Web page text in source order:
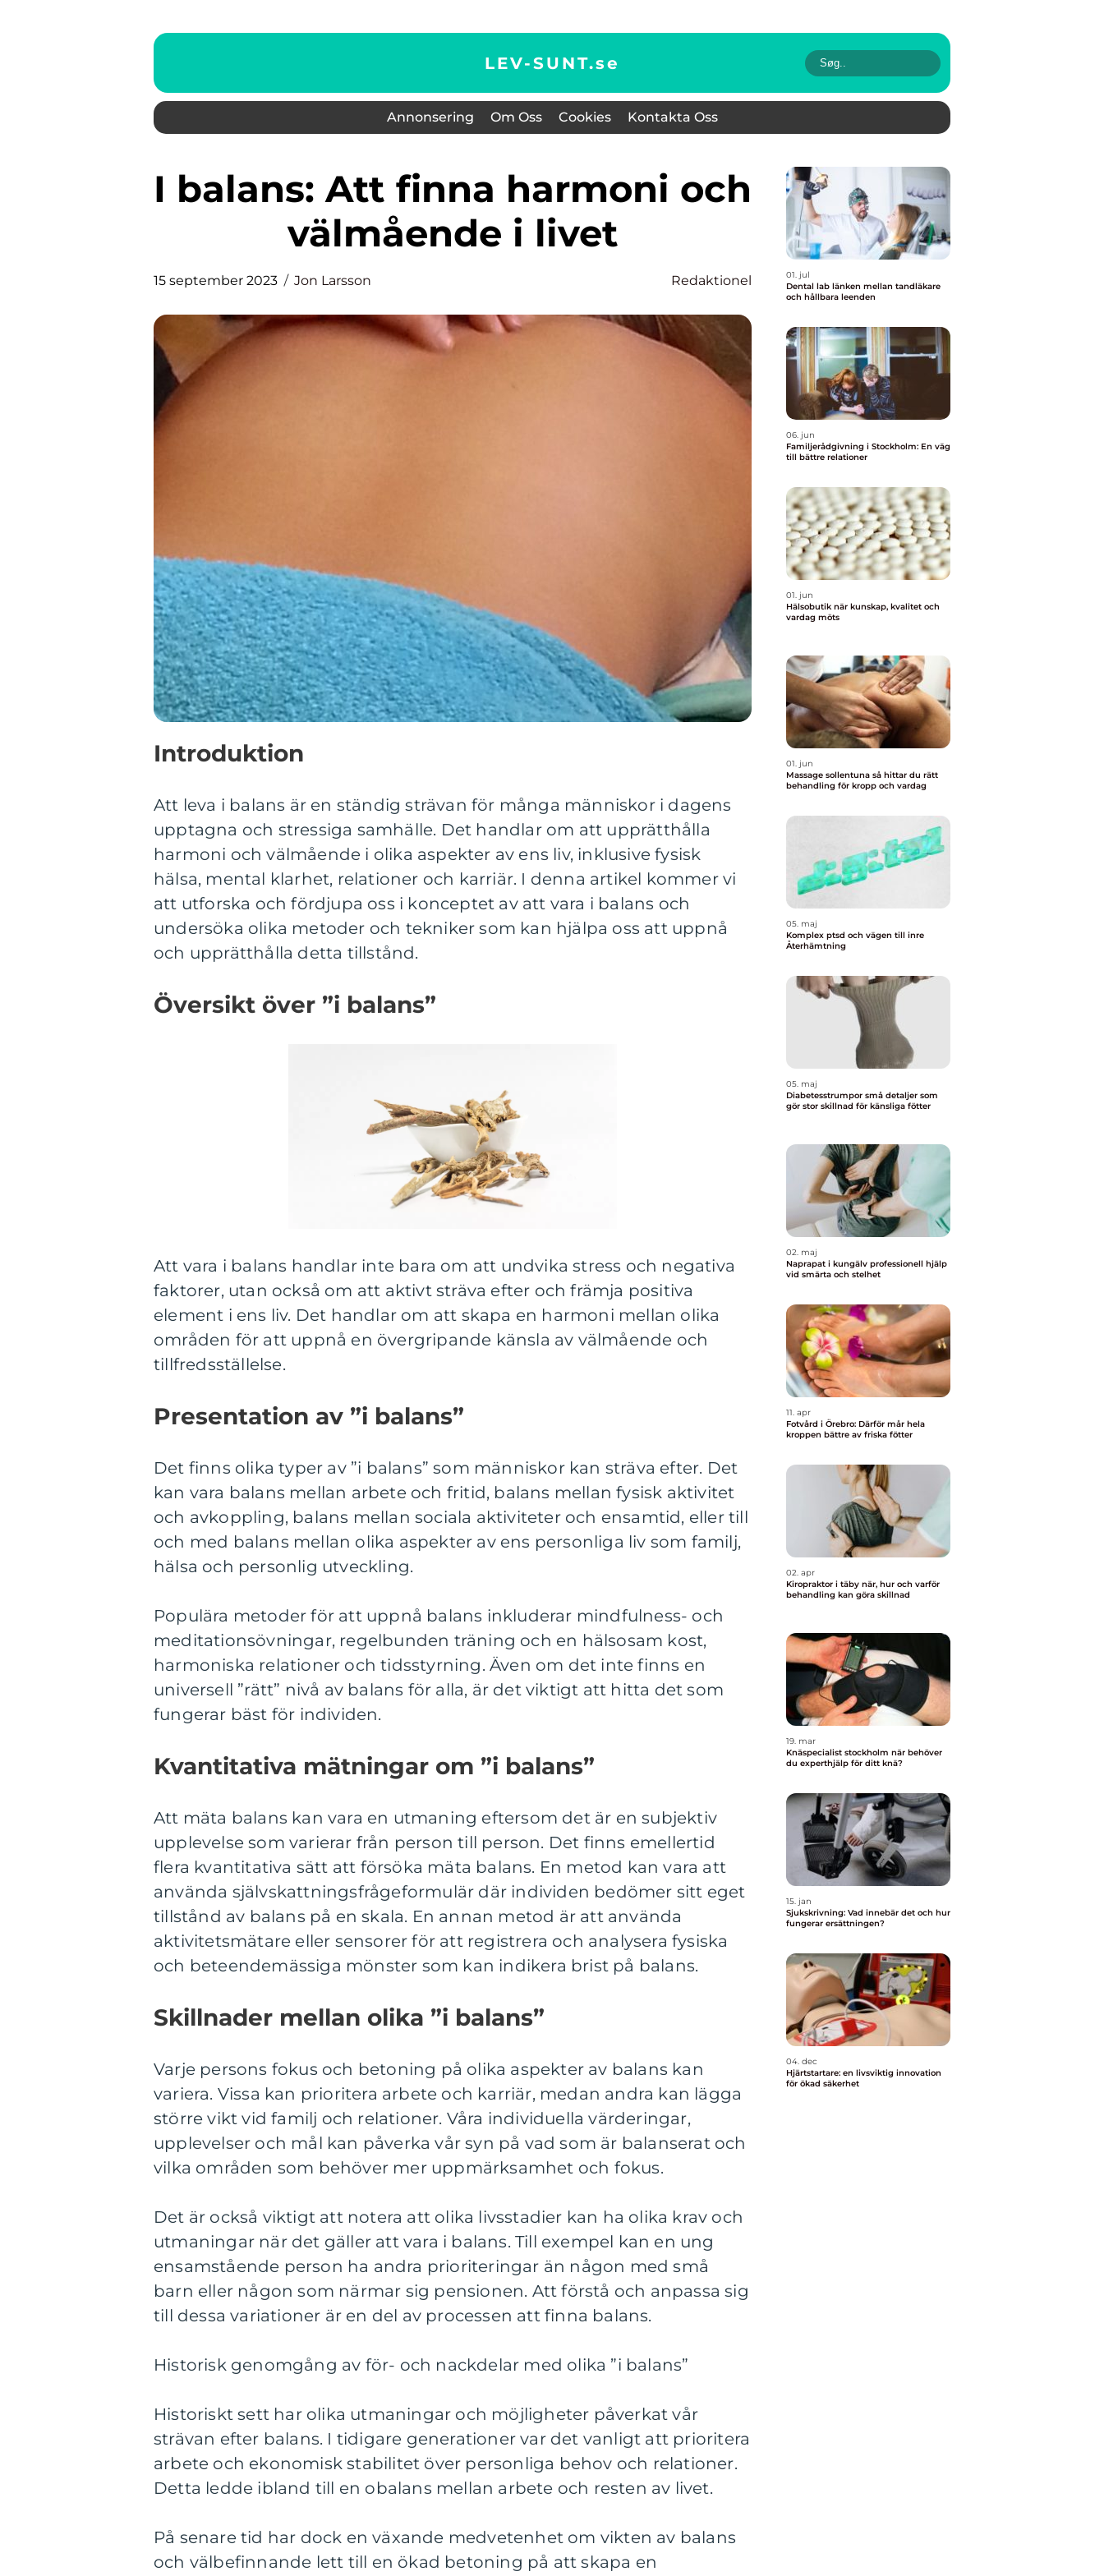
LEV-SUNT.se
Annonsering Om Oss Cookies Kontakta Oss
I balans: Att finna harmoni och
välmående i livet
15 september 2023 Jon Larsson Redaktionel
Introduktion
Att leva i balans är en ständig strävan för många människor i dagens
upptagna och stressiga samhälle. Det handlar om att upprätthålla
harmoni och välmående i olika aspekter av ens liv, inklusive fysisk
hälsa, mental klarhet, relationer och karriär. I denna artikel kommer vi
att utforska och fördjupa oss i konceptet av att vara i balans och
undersöka olika metoder och tekniker som kan hjälpa oss att uppnå
och upprätthålla detta tillstånd.
Översikt över ”i balans”
Att vara i balans handlar inte bara om att undvika stress och negativa
faktorer, utan också om att aktivt sträva efter och främja positiva
element i ens liv. Det handlar om att skapa en harmoni mellan olika
områden för att uppnå en övergripande känsla av välmående och
tillfredsställelse.
Presentation av ”i balans”
Det finns olika typer av ”i balans” som människor kan sträva efter. Det
kan vara balans mellan arbete och fritid, balans mellan fysisk aktivitet
och avkoppling, balans mellan sociala aktiviteter och ensamtid, eller till
och med balans mellan olika aspekter av ens personliga liv som familj,
hälsa och personlig utveckling.
Populära metoder för att uppnå balans inkluderar mindfulness- och
meditationsövningar, regelbunden träning och en hälsosam kost,
harmoniska relationer och tidsstyrning. Även om det inte finns en
universell ”rätt” nivå av balans för alla, är det viktigt att hitta det som
fungerar bäst för individen.
Kvantitativa mätningar om ”i balans”
Att mäta balans kan vara en utmaning eftersom det är en subjektiv
upplevelse som varierar från person till person. Det finns emellertid
flera kvantitativa sätt att försöka mäta balans. En metod kan vara att
använda självskattningsfrågeformulär där individen bedömer sitt eget
tillstånd av balans på en skala. En annan metod är att använda
aktivitetsmätare eller sensorer för att registrera och analysera fysiska
och beteendemässiga mönster som kan indikera brist på balans.
Skillnader mellan olika ”i balans”
Varje persons fokus och betoning på olika aspekter av balans kan
variera. Vissa kan prioritera arbete och karriär, medan andra kan lägga
större vikt vid familj och relationer. Våra individuella värderingar,
upplevelser och mål kan påverka vår syn på vad som är balanserat och
vilka områden som behöver mer uppmärksamhet och fokus.
Det är också viktigt att notera att olika livsstadier kan ha olika krav och
utmaningar när det gäller att vara i balans. Till exempel kan en ung
ensamstående person ha andra prioriteringar än någon med små
barn eller någon som närmar sig pensionen. Att förstå och anpassa sig
till dessa variationer är en del av processen att finna balans.
Historisk genomgång av för- och nackdelar med olika ”i balans”
Historiskt sett har olika utmaningar och möjligheter påverkat vår
strävan efter balans. I tidigare generationer var det vanligt att prioritera
arbete och ekonomisk stabilitet över personliga behov och relationer.
Detta ledde ibland till en obalans mellan arbete och resten av livet.
På senare tid har dock en växande medvetenhet om vikten av balans
och välbefinnande lett till en ökad betoning på att skapa en
01. jul
Dental lab länken mellan tandläkare
och hållbara leenden
06. jun
Familjerådgivning i Stockholm: En väg
till bättre relationer
01. jun
Hälsobutik när kunskap, kvalitet och
vardag möts
01. jun
Massage sollentuna så hittar du rätt
behandling för kropp och vardag
05. maj
Komplex ptsd och vägen till inre
Återhämtning
05. maj
Diabetesstrumpor små detaljer som
gör stor skillnad för känsliga fötter
02. maj
Naprapat i kungälv professionell hjälp
vid smärta och stelhet
11. apr
Fotvård i Örebro: Därför mår hela
kroppen bättre av friska fötter
02. apr
Kiropraktor i täby när, hur och varför
behandling kan göra skillnad
19. mar
Knäspecialist stockholm när behöver
du experthjälp för ditt knä?
15. jan
Sjukskrivning: Vad innebär det och hur
fungerar ersättningen?
04. dec
Hjärtstartare: en livsviktig innovation
för ökad säkerhet